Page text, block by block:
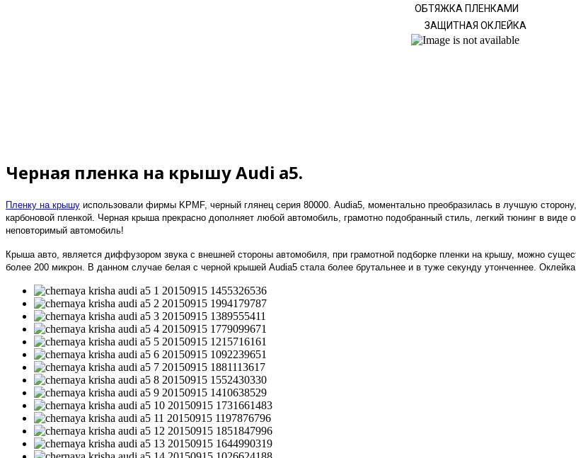
ОБТЯЖКА ПЛЕНКАМИ
ЗАЩИТНАЯ ОКЛЕЙКА
Черная пленка на крышу Audi a5.
Пленку на крышу использовали фирмы KPMF, черный глянец серия 80000. Audia5, моментально преобразилась в лучшую
карбоновой пленкой. Черная крыша прекрасно дополняет любой автомобиль, грамотно подобранный стиль, легкий тюнинг в
неповторимый автомобиль!
Крыша авто, является диффузором звука с внешней стороны автомобиля, при грамотной подборке пленки на крышу, можно
более 200 микрон. В данном случае белая с черной крышей Audia5 стала более брутальнее и в туже секунду утонченнее.